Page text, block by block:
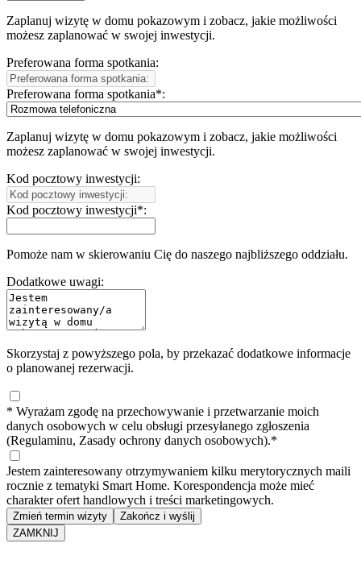
Zaplanuj wizytę w domu pokazowym i zobacz, jakie możliwości
możesz zaplanować w swojej inwestycji.
Preferowana forma spotkania:
Preferowana forma spotkania*:
Zaplanuj wizytę w domu pokazowym i zobacz, jakie możliwości
możesz zaplanować w swojej inwestycji.
Kod pocztowy inwestycji:
Kod pocztowy inwestycji*:
Pomoże nam w skierowaniu Cię do naszego najbliższego oddziału.
Dodatkowe uwagi:
Skorzystaj z powyższego pola, by przekazać dodatkowe informacje
o planowanej rezerwacji.
* Wyrażam zgodę na przechowywanie i przetwarzanie moich
danych osobowych w celu obsługi przesyłanego zgłoszenia
(Regulaminu, Zasady ochrony danych osobowych).*
Jestem zainteresowany otrzymywaniem kilku merytorycznych maili
rocznie z tematyki Smart Home. Korespondencja może mieć
charakter ofert handlowych i treści marketingowych.
Zmień termin wizyty
Zakończ i wyślij
ZAMKNIJ